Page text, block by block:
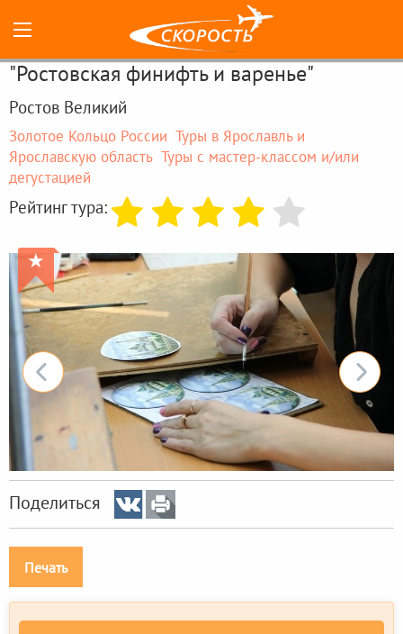
"Ростовская финифть и варенье"
Ростов Великий
Золотое Кольцо России Туры в Ярославль и
Ярославскую область Туры с мастер-классом и/или
дегустацией
Рейтинг тура:
★
Поделиться
Печать